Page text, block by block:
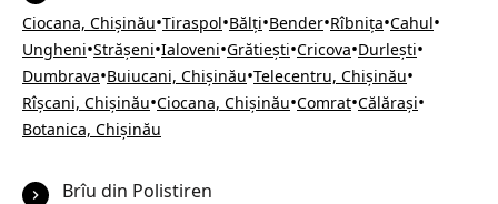
Ciocana, Chișinău•Tiraspol•Bălți•Bender•Rîbnița•Cahul•
Ungheni•Strășeni•Ialoveni•Grătiești•Cricova•Durlești•
Dumbrava•Buiucani, Chișinău•Telecentru, Chișinău•
Rîșcani, Chișinău•Ciocana, Chișinău•Comrat•Călărași•
Botanica, Chișinău
Brîu din Polistiren